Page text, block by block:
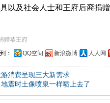
以及社会人士和王府后裔捐赠
赠恭王府
：
QQ空间 新浪微博 人人网
消费呈现三大新需求
震时土像喷泉一样喷上去了